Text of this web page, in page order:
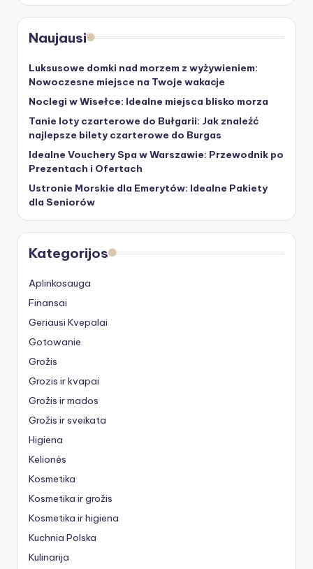
Naujausi
Luksusowe domki nad morzem z wyżywieniem:
Nowoczesne miejsce na Twoje wakacje
Noclegi w Wisełce: Idealne miejsca blisko morza
Tanie loty czarterowe do Bułgarii: Jak znaleźć
najlepsze bilety czarterowe do Burgas
Idealne Vouchery Spa w Warszawie: Przewodnik po
Prezentach i Ofertach
Ustronie Morskie dla Emerytów: Idealne Pakiety
dla Seniorów
Kategorijos
Aplinkosauga
Finansai
Geriausi Kvepalai
Gotowanie
Grožis
Grozis ir kvapai
Grožis ir mados
Grožis ir sveikata
Higiena
Kelionės
Kosmetika
Kosmetika ir grožis
Kosmetika ir higiena
Kuchnia Polska
Kulinarija